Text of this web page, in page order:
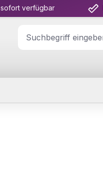
sofort verfügbar